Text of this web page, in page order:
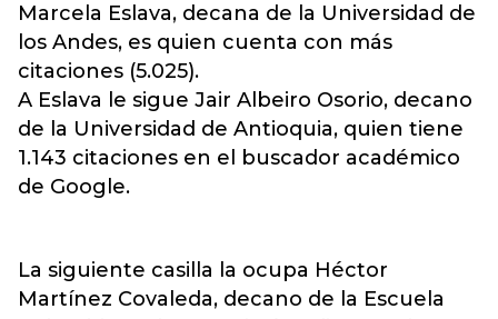
Marcela Eslava, decana de la Universidad de
los Andes, es quien cuenta con más
citaciones (5.025).
A Eslava le sigue Jair Albeiro Osorio, decano
de la Universidad de Antioquia, quien tiene
1.143 citaciones en el buscador académico
de Google.
La siguiente casilla la ocupa Héctor
Martínez Covaleda, decano de la Escuela